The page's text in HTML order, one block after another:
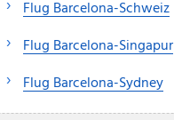
Flug Barcelona-Schweiz
Flug Barcelona-Singapur
Flug Barcelona-Sydney